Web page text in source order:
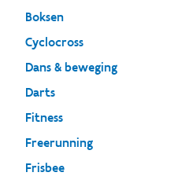
Boksen
Cyclocross
Dans & beweging
Darts
Fitness
Freerunning
Frisbee